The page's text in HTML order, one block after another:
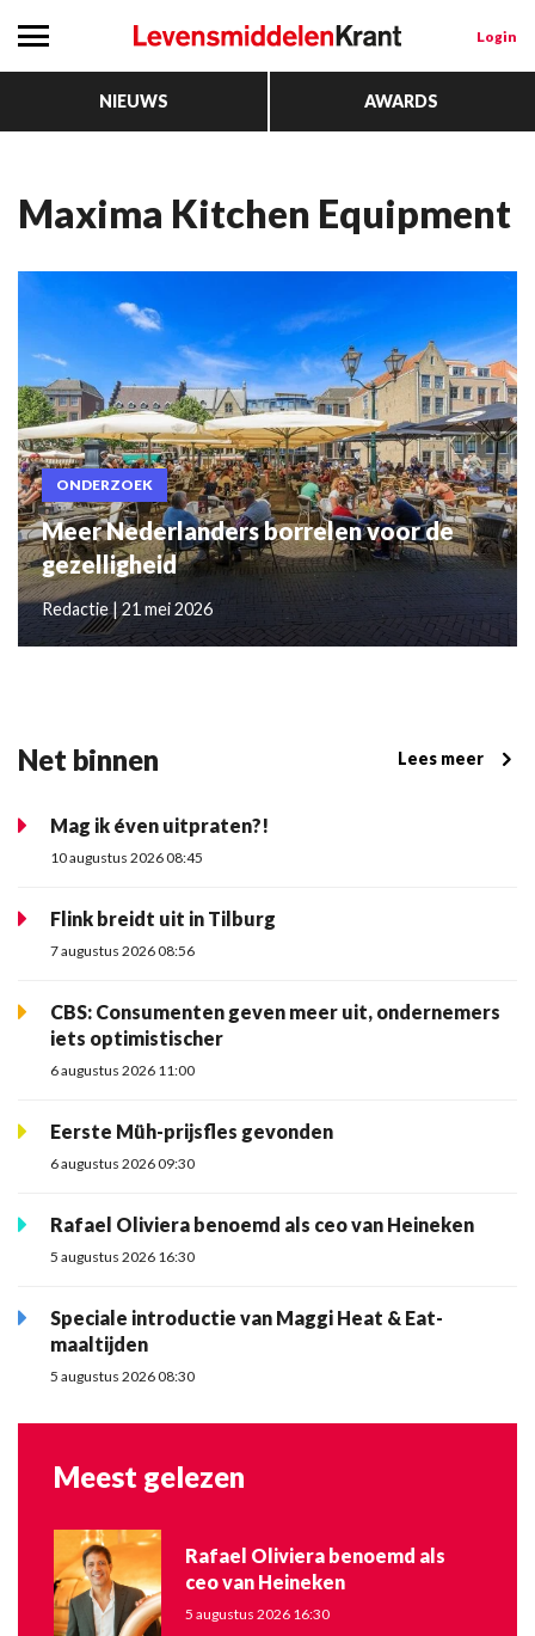
Login
NIEUWS AWARDS
Maxima Kitchen Equipment
ONDERZOEK
Meer Nederlanders borrelen voor de
gezelligheid
Redactie | 21 mei 2026
Net binnen Lees meer
Mag ik éven uitpraten?!
10 augustus 2026 08:45
Flink breidt uit in Tilburg
7 augustus 2026 08:56
CBS: Consumenten geven meer uit, ondernemers
iets optimistischer
6 augustus 2026 11:00
Eerste Müh-prijsfles gevonden
6 augustus 2026 09:30
Rafael Oliviera benoemd als ceo van Heineken
5 augustus 2026 16:30
Speciale introductie van Maggi Heat & Eat-
maaltijden
5 augustus 2026 08:30
Meest gelezen
Rafael Oliviera benoemd als
ceo van Heineken
5 augustus 2026 16:30